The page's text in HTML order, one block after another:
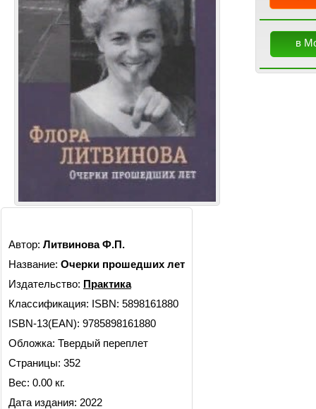
в
Автор: Литвинова Ф.П.
Название: Очерки прошедших лет
Издательство: Практика
Классификация:
ISBN: 5898161880
ISBN-13(EAN): 9785898161880
Обложка: Твердый переплет
Страницы: 352
Вес: 0.00 кг.
Дата издания: 2022